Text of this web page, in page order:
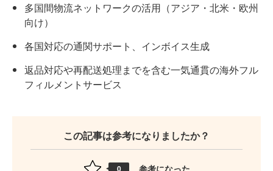
多国間物流ネットワークの活用（アジア・北米・欧州
向け）
各国対応の通関サポート、インボイス生成
返品対応や再配送処理までを含む一気通貫の海外フル
フィルメントサービス
この記事は参考になりましたか？
0 参考になった